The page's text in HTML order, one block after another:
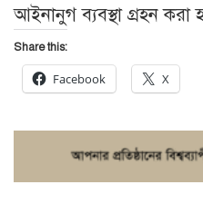
আইনানুগ ব্যবস্থা গ্রহন করা
Share this:
Facebook X